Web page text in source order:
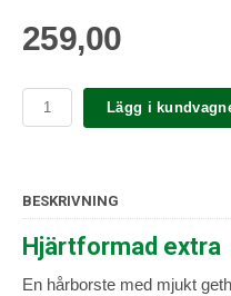
259,00
Lägg i
BESKRIVNING
Hjärtformad extra
En hårborste med mjukt